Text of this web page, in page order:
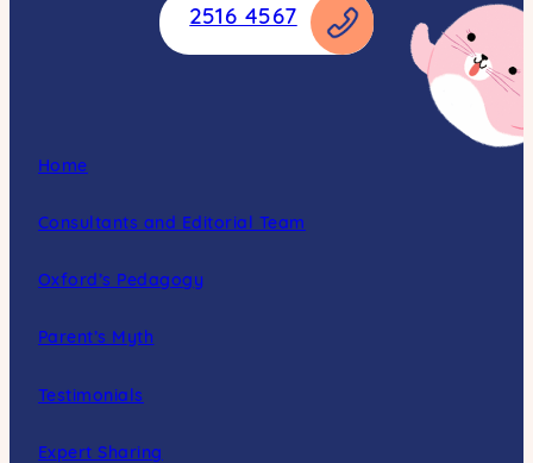
2516 4567
Home
Consultants and Editorial Team
Oxford’s Pedagogy
Parent’s Myth
Testimonials
Expert Sharing